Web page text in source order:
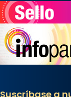
Suscríbase a